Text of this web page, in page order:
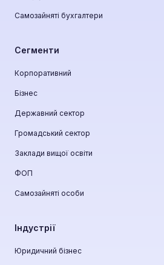
Самозайняті бухгалтери
Сегменти
Корпоративний
Бізнес
Державний сектор
Громадський сектор
Заклади вищої освіти
ФОП
Самозайняті особи
Індустрії
Юридичний бізнес